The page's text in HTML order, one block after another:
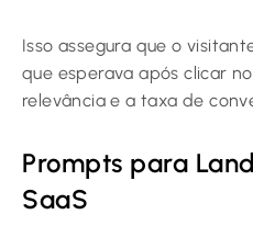
Isso assegura que o
que esperava após clicar
relevância e a taxa de
Prompts para
SaaS